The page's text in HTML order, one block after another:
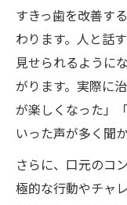
すきっ歯を改善す
わります。人と話
見せられるように
がります。実際に
が楽しくなった」
いった声が多く聞か
さらに、口元のコ
極的な行動やチャ